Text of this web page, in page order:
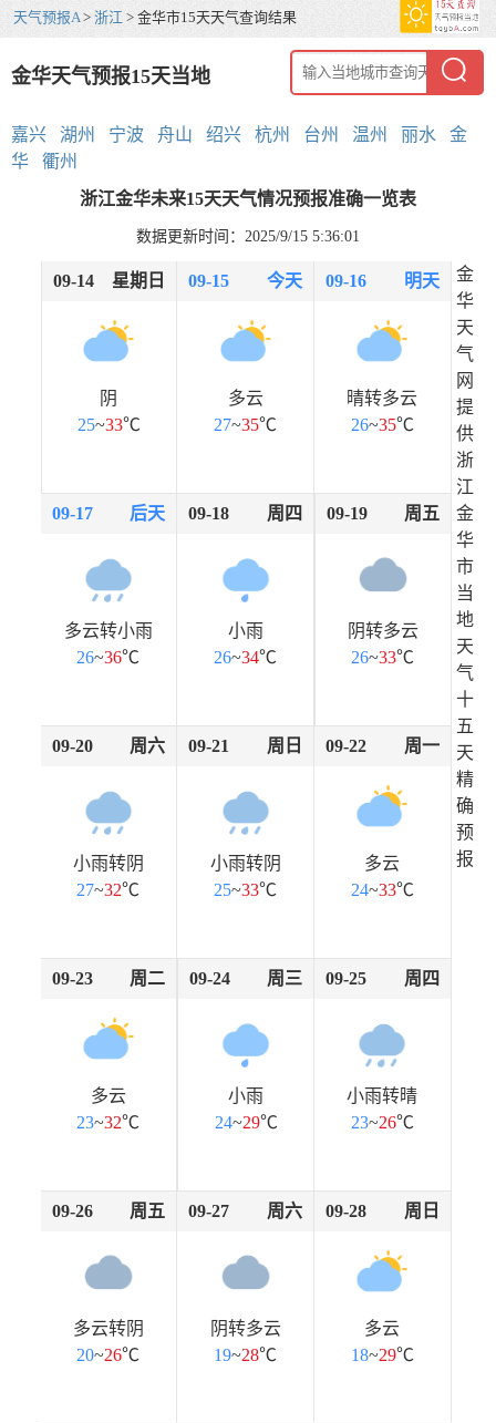
天气预报A> 浙江 > 金华市15天天气查询结果
金华天气预报15天当地
嘉兴 湖州 宁波 舟山 绍兴 杭州 台州 温州 丽水
金
华
衢州
浙江金华未来15天天气情况预报准确一览表
数据更新时间：2025/9/15 5:36:01
09-14 星期日
阴
25~33℃
09-15 今天
多云
27~35℃
09-16 明天
晴转多云
26~35℃
09-17 后天
多云转小雨
26~36℃
09-18 周四
小雨
26~34℃
09-19 周五
阴转多云
26~33℃
09-20 周六
小雨转阴
27~32℃
09-21 周日
小雨转阴
25~33℃
09-22 周一
多云
24~33℃
09-23 周二
多云
23~32℃
09-24 周三
小雨
24~29℃
09-25 周四
小雨转晴
23~26℃
09-26 周五
多云转阴
20~26℃
09-27 周六
阴转多云
19~28℃
09-28 周日
多云
18~29℃
金
华
天
气
网
提
供
浙
江
金
华
市
当
地
天
气
十
五
天
精
确
预
报